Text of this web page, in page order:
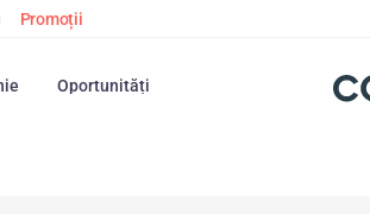
Promoții
Oportunități